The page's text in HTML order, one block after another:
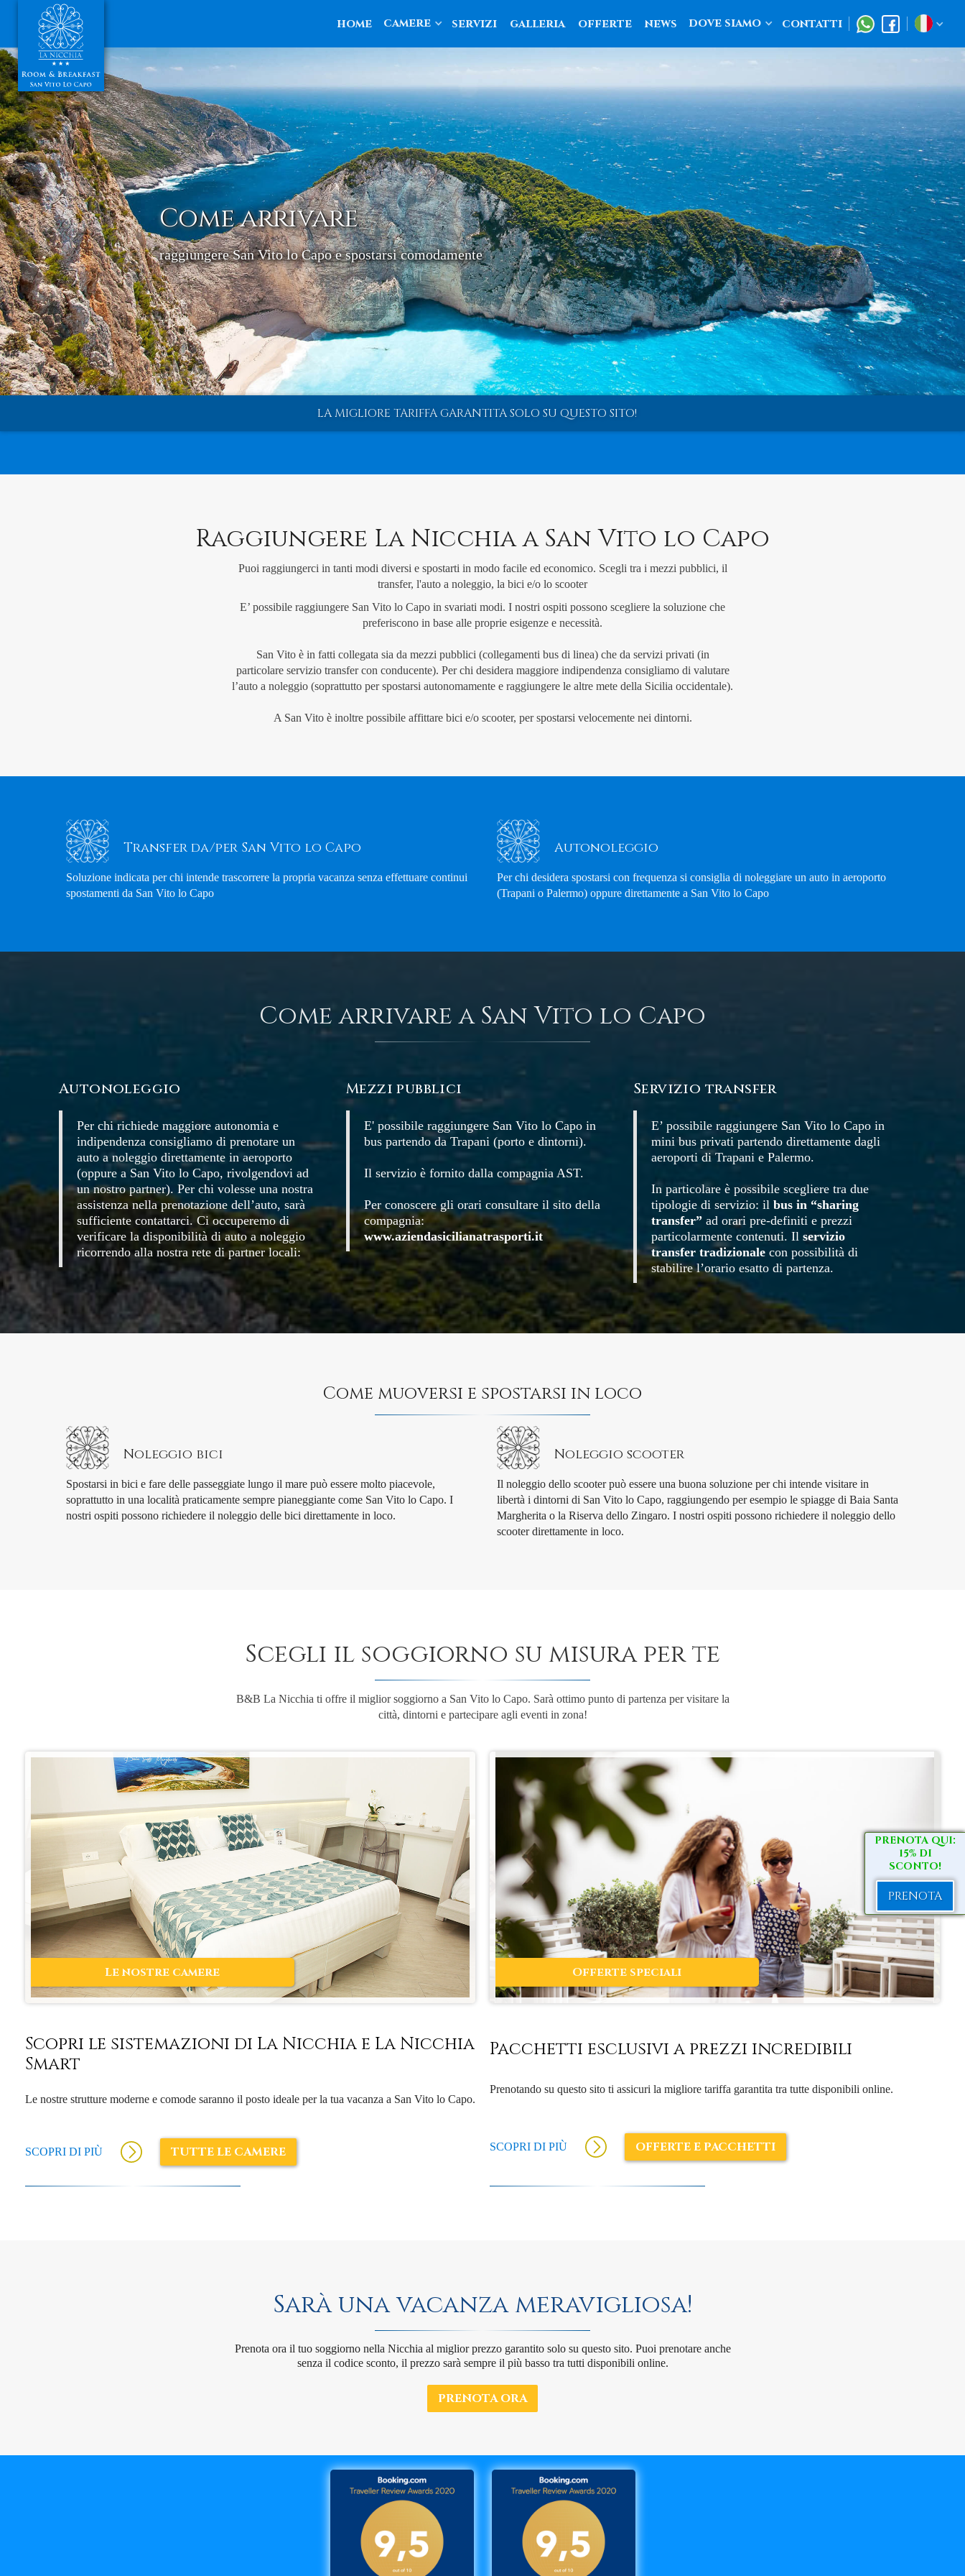
home camere servizi galleria offerte news dove siamo contatti
Come arrivare
raggiungere San Vito lo Capo e spostarsi comodamente
LA MIGLIORE TARIFFA GARANTITA SOLO SU QUESTO SITO!
Raggiungere La Nicchia a San Vito lo Capo
Puoi raggiungerci in tanti modi diversi e spostarti in modo facile ed economico. Scegli tra i mezzi pubblici, il
transfer, l'auto a noleggio, la bici e/o lo scooter
E’ possibile raggiungere San Vito lo Capo in svariati modi. I nostri ospiti possono scegliere la soluzione che
preferiscono in base alle proprie esigenze e necessità.
San Vito è in fatti collegata sia da mezzi pubblici (collegamenti bus di linea) che da servizi privati (in
particolare servizio transfer con conducente). Per chi desidera maggiore indipendenza consigliamo di valutare
l’auto a noleggio (soprattutto per spostarsi autonomamente e raggiungere le altre mete della Sicilia occidentale).
A San Vito è inoltre possibile affittare bici e/o scooter, per spostarsi velocemente nei dintorni.
Transfer da/per San Vito lo Capo
Soluzione indicata per chi intende trascorrere la propria vacanza senza effettuare continui
spostamenti da San Vito lo Capo
Autonoleggio
Per chi desidera spostarsi con frequenza si consiglia di noleggiare un auto in aeroporto
(Trapani o Palermo) oppure direttamente a San Vito lo Capo
Come arrivare a San Vito lo Capo
Autonoleggio
Per chi richiede maggiore autonomia e
indipendenza consigliamo di prenotare un
auto a noleggio direttamente in aeroporto
(oppure a San Vito lo Capo, rivolgendovi ad
un nostro partner). Per chi volesse una nostra
assistenza nella prenotazione dell’auto, sarà
sufficiente contattarci. Ci occuperemo di
verificare la disponibilità di auto a noleggio
ricorrendo alla nostra rete di partner locali:
Mezzi pubblici
E' possibile raggiungere San Vito lo Capo in
bus partendo da Trapani (porto e dintorni).
Il servizio è fornito dalla compagnia AST.
Per conoscere gli orari consultare il sito della
compagnia:
www.aziendasicilianatrasporti.it
Servizio transfer
E’ possibile raggiungere San Vito lo Capo in
mini bus privati partendo direttamente dagli
aeroporti di Trapani e Palermo.
In particolare è possibile scegliere tra due
tipologie di servizio: il bus in “sharing
transfer” ad orari pre-definiti e prezzi
particolarmente contenuti. Il servizio
transfer tradizionalecon possibilità di
stabilire l’orario esatto di partenza.
Come muoversi e spostarsi in loco
Noleggio bici
Spostarsi in bici e fare delle passeggiate lungo il mare può essere molto piacevole,
soprattutto in una località praticamente sempre pianeggiante come San Vito lo Capo. I
nostri ospiti possono richiedere il noleggio delle bici direttamente in loco.
Noleggio scooter
Il noleggio dello scooter può essere una buona soluzione per chi intende visitare in
libertà i dintorni di San Vito lo Capo, raggiungendo per esempio le spiagge di Baia Santa
Margherita o la Riserva dello Zingaro. I nostri ospiti possono richiedere il noleggio dello
scooter direttamente in loco.
Scegli il soggiorno su misura per te
B&B La Nicchia ti offre il miglior soggiorno a San Vito lo Capo. Sarà ottimo punto di partenza per visitare la
città, dintorni e partecipare agli eventi in zona!
Le nostre camere
Scopri le sistemazioni di La Nicchia e La Nicchia
Smart
Le nostre strutture moderne e comode saranno il posto ideale per la tua vacanza a San Vito lo Capo.
SCOPRI DI PIÙ TUTTE LE CAMERE
Offerte speciali
Pacchetti esclusivi a prezzi incredibili
Prenotando su questo sito ti assicuri la migliore tariffa garantita tra tutte disponibili online.
SCOPRI DI PIÙ OFFERTE E PACCHETTI
Sarà una vacanza meravigliosa!
Prenota ora il tuo soggiorno nella Nicchia al miglior prezzo garantito solo su questo sito. Puoi prenotare anche
senza il codice sconto, il prezzo sarà sempre il più basso tra tutti disponibili online.
PRENOTA ORA
PRENOTA QUI:
15% DI
SCONTO!
PRENOTA